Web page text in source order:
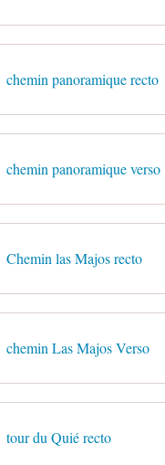
chemin panoramique recto
chemin panoramique verso
Chemin las Majos recto
chemin Las Majos Verso
tour du Quié recto